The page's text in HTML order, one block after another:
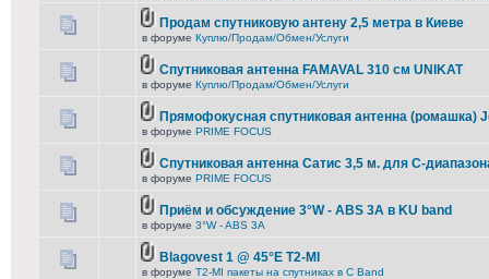
Продам спутниковую антену 2,5 метра в Киеве
в форуме Куплю/Продам/Обмен/Услуги
Спутниковая антенна FAMAVAL 310 см UNIKAT
в форуме Куплю/Продам/Обмен/Услуги
Прямофокусная спутниковая антенна (ромашка)
в форуме PRIME FOCUS
Спутниковая антенна Сатис 3,5 м. для С-
в форуме PRIME FOCUS
Приём и обсуждение 3°W - ABS 3A в KU band
в форуме 3°W - ABS 3A
Blagovest 1 @ 45°E T2-MI
в форуме T2-MI пакеты на спутниках в С Band